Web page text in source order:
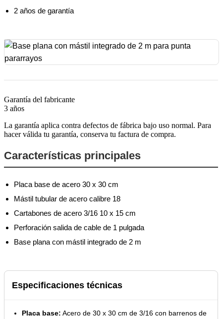
2 años de garantía
Garantía del fabricante
3 años
La garantía aplica contra defectos de fábrica bajo uso normal. Para
hacer válida tu garantía, conserva tu factura de compra.
Características principales
Placa base de acero 30 x 30 cm
Mástil tubular de acero calibre 18
Cartabones de acero 3/16 10 x 15 cm
Perforación salida de cable de 1 pulgada
Base plana con mástil integrado de 2 m
Especificaciones técnicas
Placa base: Acero de 30 x 30 cm de 3/16 con barrenos de